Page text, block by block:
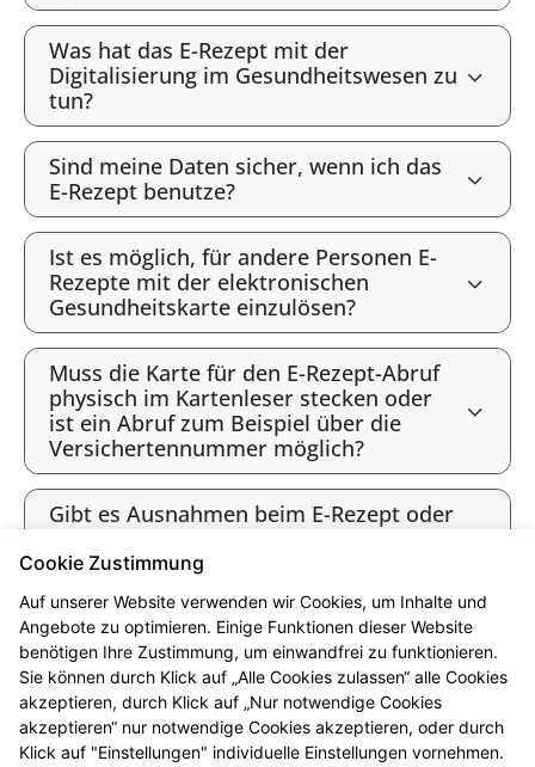
Was hat das E-Rezept mit der
Digitalisierung im Gesundheitswesen zu
tun?
Sind meine Daten sicher, wenn ich das
E-Rezept benutze?
Ist es möglich, für andere Personen E-
Rezepte mit der elektronischen
Gesundheitskarte einzulösen?
Muss die Karte für den E-Rezept-Abruf
physisch im Kartenleser stecken oder
ist ein Abruf zum Beispiel über die
Versichertennummer möglich?
Gibt es Ausnahmen beim E-Rezept oder
angeboten?
Gibt es bald ausschließlich E-Rezepte?
* Bis 12 Uhr vorbestellt sind die Produkte i.d.R. ab 16 Uhr abholbereit.
Beachten Sie bitte die jeweiligen Öffnungszeiten. Vorbehaltlich der
Lieferfähigkeit des Großhandels. Ausgenommen sind Arzneimittel, die in
Cookie Zustimmung
Auf unserer Website verwenden wir Cookies, um Inhalte und
Angebote zu optimieren. Einige Funktionen dieser Website
benötigen Ihre Zustimmung, um einwandfrei zu funktionieren.
Sie können durch Klick auf „Alle Cookies zulassen“ alle Cookies
akzeptieren, durch Klick auf „Nur notwendige Cookies
akzeptieren“ nur notwendige Cookies akzeptieren, oder durch
Klick auf "Einstellungen" individuelle Einstellungen vornehmen.